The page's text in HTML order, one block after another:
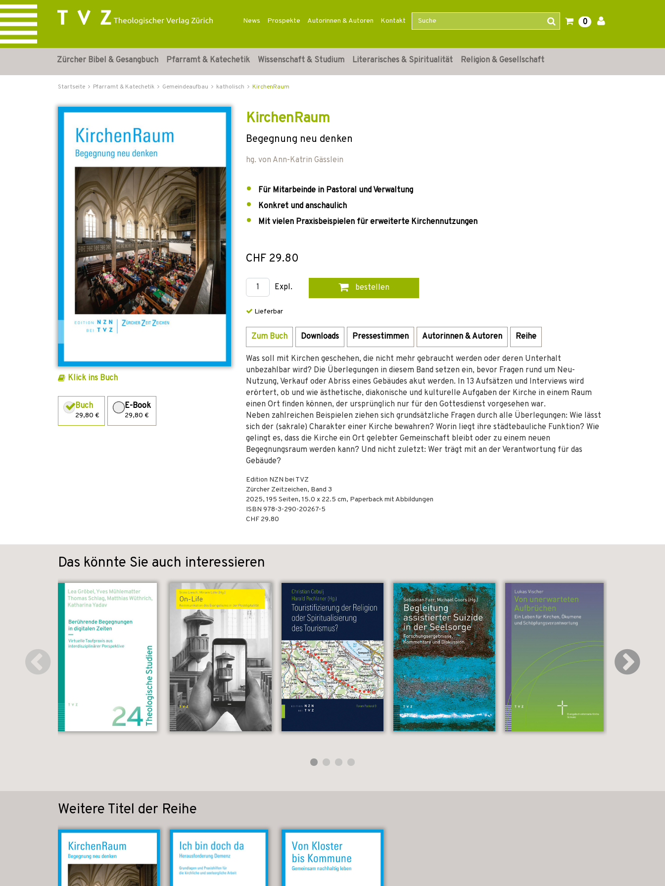
News Prospekte Autorinnen & Autoren Kontakt 0
Zürcher Bibel & Gesangbuch Pfarramt & Katechetik Wissenschaft & Studium Literarisches & Spiritualität Religion & Gesellschaft
Startseite Pfarramt & Katechetik Gemeindeaufbau katholisch KirchenRaum
Klick ins Buch
Buch
29,80 €
E-Book
29,80 €
KirchenRaum
Begegnung neu denken
hg. von Ann-Katrin Gässlein
Für Mitarbeinde in Pastoral und Verwaltung
Konkret und anschaulich
Mit vielen Praxisbeispielen für erweiterte Kirchennutzungen
CHF 29.80
Expl. bestellen
Lieferbar
Zum Buch Downloads Pressestimmen Autorinnen & Autoren Reihe
Was soll mit Kirchen geschehen, die nicht mehr gebraucht werden oder deren Unterhalt
unbezahlbar wird? Die Überlegungen in diesem Band setzen ein, bevor Fragen rund um Neu-
Nutzung, Verkauf oder Abriss eines Gebäudes akut werden. In 13 Aufsätzen und Interviews wird
erörtert, ob und wie ästhetische, diakonische und kulturelle Aufgaben der Kirche in einem Raum
einen Ort finden können, der ursprünglich nur für den Gottesdienst vorgesehen war.
Neben zahlreichen Beispielen ziehen sich grundsätzliche Fragen durch alle Überlegungen: Wie lässt
sich der (sakrale) Charakter einer Kirche bewahren? Worin liegt ihre städtebauliche Funktion? Wie
gelingt es, dass die Kirche ein Ort gelebter Gemeinschaft bleibt oder zu einem neuen
Begegnungsraum werden kann? Und nicht zuletzt: Wer trägt mit an der Verantwortung für das
Gebäude?
Edition NZN bei TVZ
Zürcher Zeitzeichen, Band 3
2025, 195 Seiten, 15.0 x 22.5 cm, Paperback mit Abbildungen
ISBN 978-3-290-20267-5
CHF 29.80
Das könnte Sie auch interessieren
Weitere Titel der Reihe